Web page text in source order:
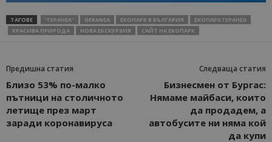
ТАГОВЕ "ГЕРАНЕА" GERANEA ЕКОПАРК В БЪЛГАРИЯ
ЕКОПАРК ГЕРАНЕА
КРАСИВА ПРИРОДА
НОВА ЕКСКУРЗИЯ САЙТ НА ЕКОПАРК
Предишна статия
Близо 53% по-малко
пътници на столичното
летище през март
заради коронавируса
Следваща статия
Бизнесмен от Бургас:
Нямаме майбаси, които
да продадем, а
автобусите ни няма кой
да купи